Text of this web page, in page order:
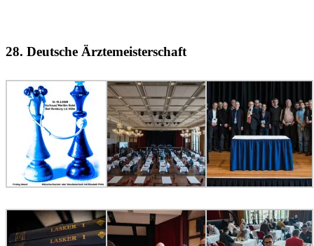
28. Deutsche Ärztemeisterschaft